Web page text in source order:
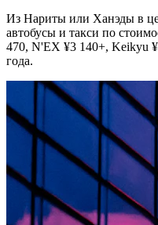
Из Нариты или Ханэды в
автобусы и такси по
470, N'EX ¥3 140+, Keikyu
года.